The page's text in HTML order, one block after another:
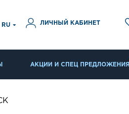
RU ЛИЧНЫЙ КАБИНЕТ
АКЦИИ И СПЕЦ ПРЕДЛОЖЕНИЯ